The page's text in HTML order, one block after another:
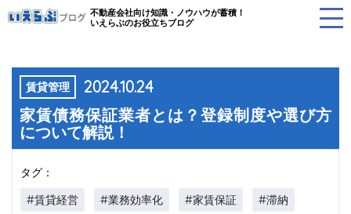
不動産会社向け知識・ノウハウが蓄積！
いえらぶのお役立ちブログ
賃貸管理 2024.10.24
家賃債務保証業者とは？登録制度や選び方
について解説！
タグ：
#賃貸経営 #業務効率化 #家賃保証
#滞納